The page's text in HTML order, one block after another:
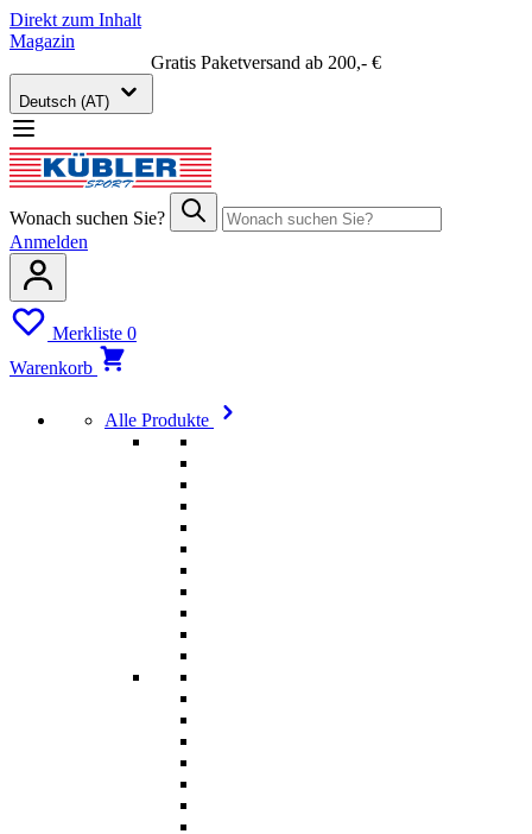
Direkt zum Inhalt
Magazin
Gratis Paketversand ab 200,- €
Deutsch (AT)
Wonach suchen Sie?
Anmelden
Merkliste 0
Warenkorb
Alle Produkte